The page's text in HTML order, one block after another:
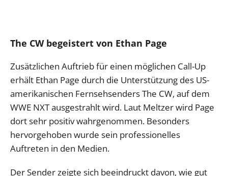
The CW begeistert von Ethan Page
Zusätzlichen Auftrieb für einen möglichen Call-Up
erhält Ethan Page durch die Unterstützung des US-
amerikanischen Fernsehsenders The CW, auf dem
WWE NXT ausgestrahlt wird. Laut Meltzer wird Page
dort sehr positiv wahrgenommen. Besonders
hervorgehoben wurde sein professionelles
Auftreten in den Medien.
Der Sender zeigte sich beeindruckt davon, wie gut